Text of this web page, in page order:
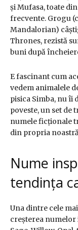
și Mufasa, toate
frecvente. Grogu
Mandalorian)
Thrones, rezistă
buni după
E fascinant cum
vedem animalele
pisica Simba, nu îi
poveste, un set de
numele ficționale
din propria
Nume
tendința
Una dintre cele
creșterea numelor